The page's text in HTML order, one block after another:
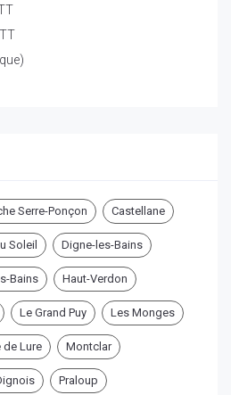
Serre-Ponçon Castellane
Soleil Digne-les-Bains
Bains Haut-Verdon
Le Grand Puy Les Monges
de Lure Montclar
Praloup